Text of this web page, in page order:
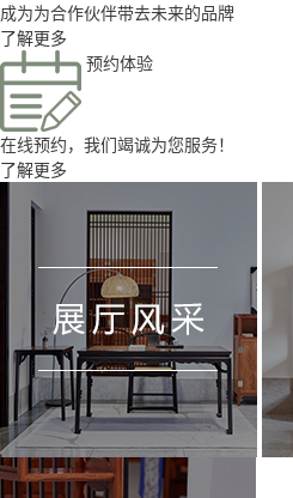
成为为合作伙伴带去未来的品牌
了解更多
预约体验
在线预约，我们竭诚为您服务！
了解更多